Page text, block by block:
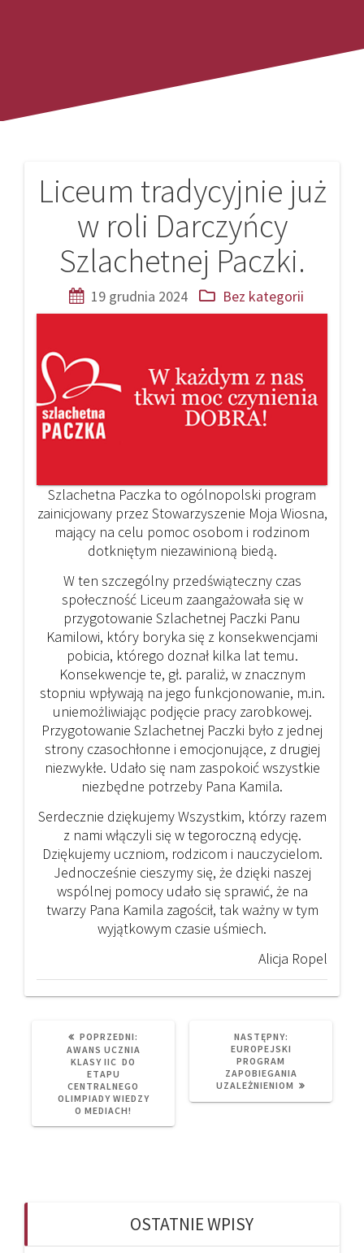
Liceum tradycyjnie już
w roli Darczyńcy
Szlachetnej Paczki.
19 grudnia 2024 Bez kategorii
Szlachetna Paczka to ogólnopolski program
zainicjowany przez Stowarzyszenie Moja Wiosna,
mający na celu pomoc osobom i rodzinom
dotkniętym niezawinioną biedą.
W ten szczególny przedświąteczny czas
społeczność Liceum zaangażowała się w
przygotowanie Szlachetnej Paczki Panu
Kamilowi, który boryka się z konsekwencjami
pobicia, którego doznał kilka lat temu.
Konsekwencje te, gł. paraliż, w znacznym
stopniu wpływają na jego funkcjonowanie, m.in.
uniemożliwiając podjęcie pracy zarobkowej.
Przygotowanie Szlachetnej Paczki było z jednej
strony czasochłonne i emocjonujące, z drugiej
niezwykłe. Udało się nam zaspokoić wszystkie
niezbędne potrzeby Pana Kamila.
Serdecznie dziękujemy Wszystkim, którzy razem
z nami włączyli się w tegoroczną edycję.
Dziękujemy uczniom, rodzicom i nauczycielom.
Jednocześnie cieszymy się, że dzięki naszej
wspólnej pomocy udało się sprawić, że na
twarzy Pana Kamila zagościł, tak ważny w tym
wyjątkowym czasie uśmiech.
Alicja Ropel
Nawigacja
wpisu
POPRZEDNI:
POST:
AWANS UCZNIA
KLASY IIC DO
ETAPU
CENTRALNEGO
OLIMPIADY WIEDZY
O MEDIACH!
NASTĘPNY:
POST:
EUROPEJSKI
PROGRAM
ZAPOBIEGANIA
UZALEŻNIENIOM
OSTATNIE WPISY